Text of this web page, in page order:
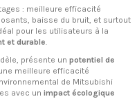
: meilleure efficacité
baisse du bruit, et surtout
pour les utilisateurs à la
et durable.
présente un potentiel de
meilleure efficacité
de Mitsubishi
avec un impact écologique